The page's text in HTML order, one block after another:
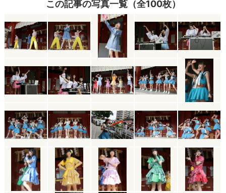
この記事の写真一覧（全100枚）